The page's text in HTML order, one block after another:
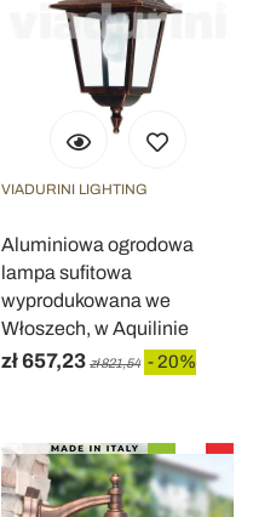
VIADURINI LIGHTING
Aluminiowa ogrodowa
lampa sufitowa
wyprodukowana we
Włoszech, w Aquilinie
zł 657,23 zł 821,54 - 20%